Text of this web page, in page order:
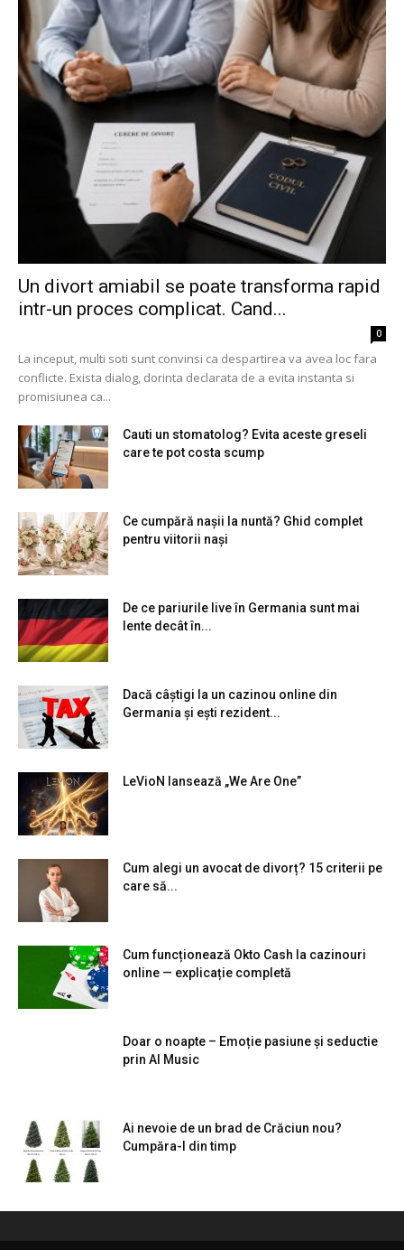
Un divort amiabil se poate transforma rapid
intr-un proces complicat. Cand...
0
La inceput, multi soti sunt convinsi ca despartirea va avea loc fara
conflicte. Exista dialog, dorinta declarata de a evita instanta si
promisiunea ca...
Cauti un stomatolog? Evita aceste greseli
care te pot costa scump
Ce cumpără nașii la nuntă? Ghid complet
pentru viitorii nași
De ce pariurile live în Germania sunt mai
lente decât în...
Dacă câștigi la un cazinou online din
Germania și ești rezident...
LeVioN lansează „We Are One”
Cum alegi un avocat de divorț? 15 criterii pe
care să...
Cum funcționează Okto Cash la cazinouri
online — explicație completă
Doar o noapte – Emoție pasiune și seductie
prin AI Music
Ai nevoie de un brad de Crăciun nou?
Cumpăra-l din timp